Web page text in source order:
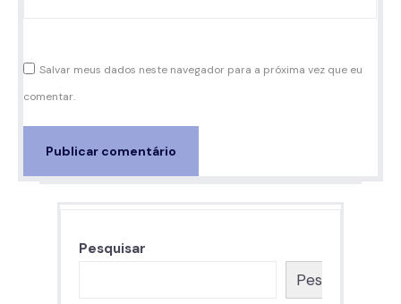
Salvar meus dados neste navegador para a próxima vez que eu
comentar.
Pesquisar
Pesquisar